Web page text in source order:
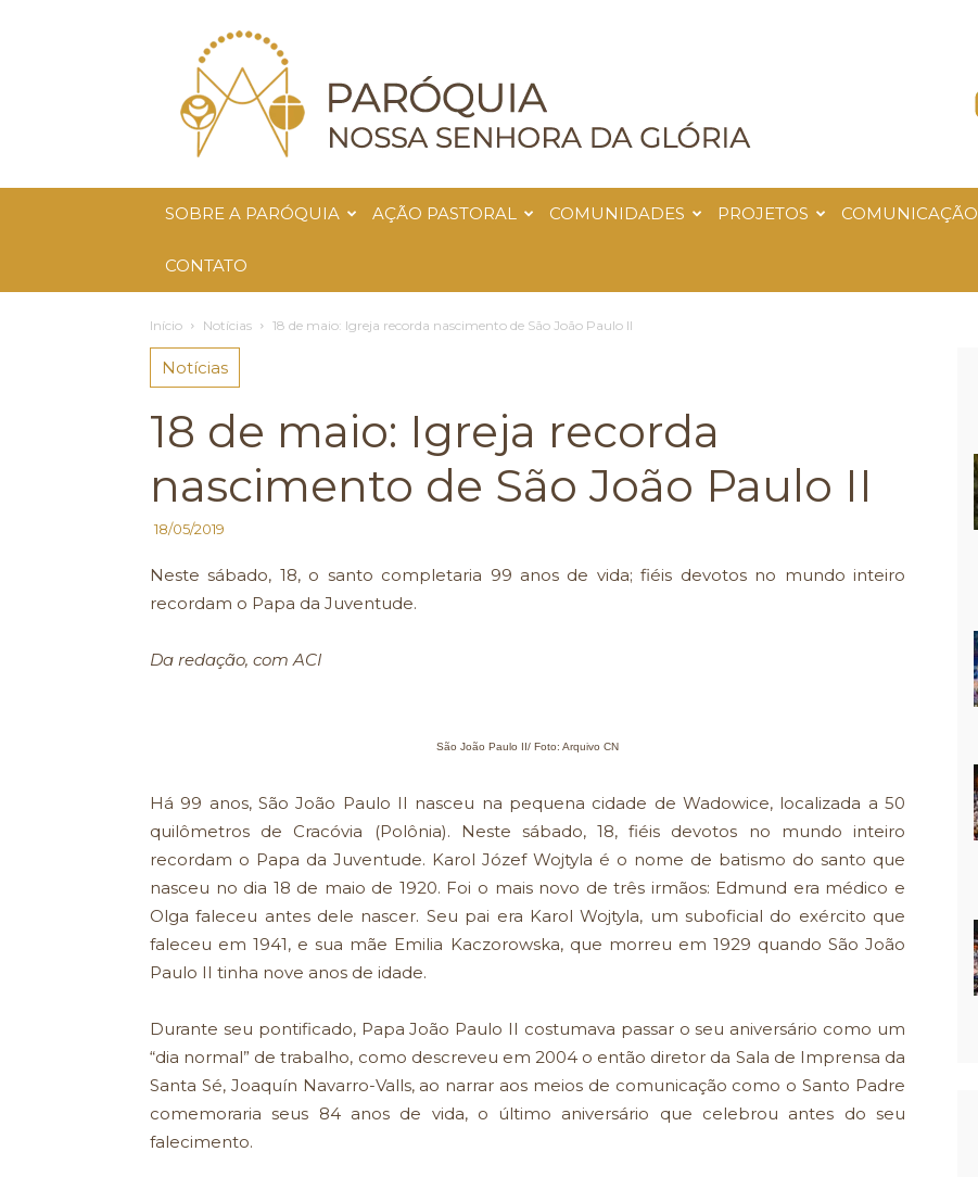
Paróquia
Nossa
Senhora
da
Glória
SOBRE A PARÓQUIA AÇÃO PASTORAL COMUNIDADES PROJETOS COMUNICAÇÃO
CONTATO
Início Notícias 18 de maio: Igreja recorda nascimento de São João Paulo II
Notícias
18 de maio: Igreja recorda
nascimento de São João Paulo II
18/05/2019
Neste sábado, 18, o santo completaria 99 anos de vida; fiéis devotos no mundo inteiro
recordam o Papa da Juventude.
Da redação, com ACI
São João Paulo II/ Foto: Arquivo CN
Há 99 anos, São João Paulo II nasceu na pequena cidade de Wadowice, localizada a 50
quilômetros de Cracóvia (Polônia). Neste sábado, 18, fiéis devotos no mundo inteiro
recordam o Papa da Juventude. Karol Józef Wojtyla é o nome de batismo do santo que
nasceu no dia 18 de maio de 1920. Foi o mais novo de três irmãos: Edmund era médico e
Olga faleceu antes dele nascer. Seu pai era Karol Wojtyla, um suboficial do exército que
faleceu em 1941, e sua mãe Emilia Kaczorowska, que morreu em 1929 quando São João
Paulo II tinha nove anos de idade.
Durante seu pontificado, Papa João Paulo II costumava passar o seu aniversário como um
“dia normal” de trabalho, como descreveu em 2004 o então diretor da Sala de Imprensa da
Santa Sé, Joaquín Navarro-Valls, ao narrar aos meios de comunicação como o Santo Padre
comemoraria seus 84 anos de vida, o último aniversário que celebrou antes do seu
falecimento.